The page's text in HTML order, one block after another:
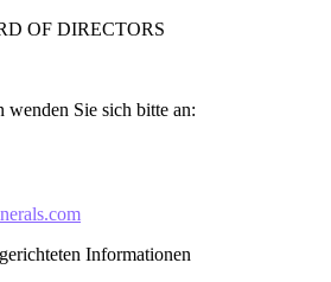
OF DIRECTORS
Sie sich bitte an:
Informationen